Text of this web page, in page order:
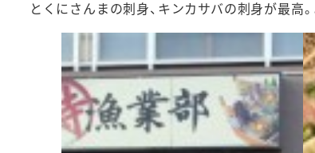
とくにさんまの刺身、キンカサバの刺身が最高。